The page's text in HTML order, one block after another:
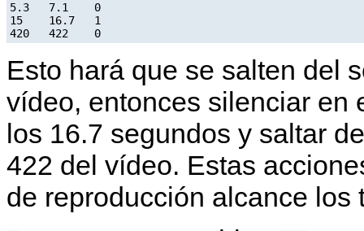
5.3   7.1    0
15    16.7   1
Esto hará que se salten del
vídeo, entonces silenciar en
los 16.7 segundos y saltar
422 del vídeo. Estas
de reproducción alcance